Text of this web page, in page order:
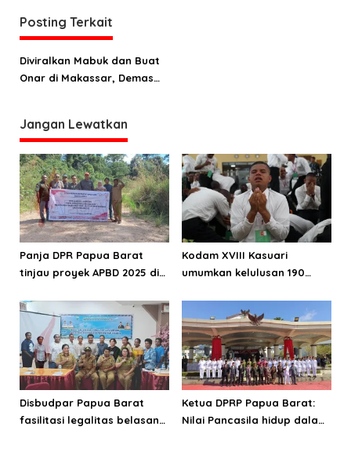
s
i
p
s
Posting Terkait
Diviralkan Mabuk dan Buat
Onar di Makassar, Demas
Jangan Lewatkan
Panja DPR Papua Barat
tinjau proyek APBD 2025 di
Bintuni
Kodam XVIII Kasuari
umumkan kelulusan 190
Disbudpar Papua Barat
fasilitasi legalitas belasan
Ketua DPRP Papua Barat:
Nilai Pancasila hidup dalam